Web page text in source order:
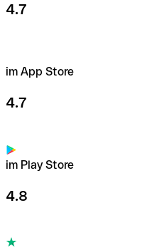
4.7
im App Store
4.7
im Play Store
4.8